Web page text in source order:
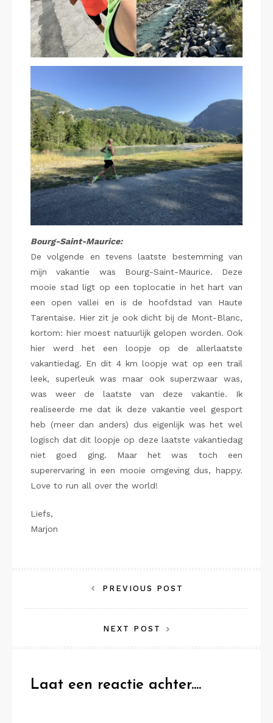
Bourg-Saint-Maurice:
De volgende en tevens laatste bestemming van
mijn vakantie was Bourg-Saint-Maurice. Deze
mooie stad ligt op een toplocatie in het hart van
een open vallei en is de hoofdstad van Haute
Tarentaise. Hier zit je ook dicht bij de Mont-Blanc,
kortom: hier moest natuurlijk gelopen worden. Ook
hier werd het een loopje op de allerlaatste
vakantiedag. En dit 4 km loopje wat op een trail
leek, superleuk was maar ook superzwaar was,
was weer de laatste van deze vakantie. Ik
realiseerde me dat ik deze vakantie veel gesport
heb (meer dan anders) dus eigenlijk was het wel
logisch dat dit loopje op deze laatste vakantiedag
niet goed ging. Maar het was toch een
superervaring in een mooie omgeving dus, happy.
Love to run all over the world!
Liefs,
Marjon
navigatie
PREVIOUS POST
NEXT POST
Laat een reactie achter....